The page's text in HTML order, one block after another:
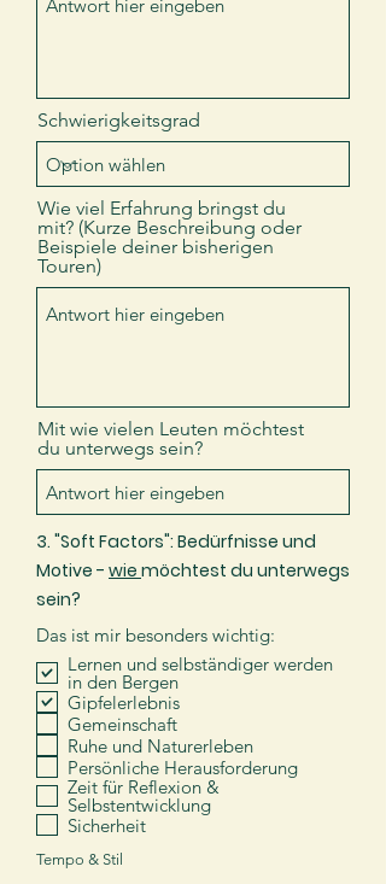
Schwierigkeitsgrad
Wie viel Erfahrung bringst du
mit? (Kurze Beschreibung oder
Beispiele deiner bisherigen
Touren)
Mit wie vielen Leuten möchtest
du unterwegs sein?
3. "Soft Factors": Bedürfnisse und
Motive - wie möchtest du unterwegs
sein?
Das ist mir besonders wichtig:
Lernen und selbständiger werden
in den Bergen
Gipfelerlebnis
Gemeinschaft
Ruhe und Naturerleben
Persönliche Herausforderung
Zeit für Reflexion &
Selbstentwicklung
Sicherheit
Tempo & Stil